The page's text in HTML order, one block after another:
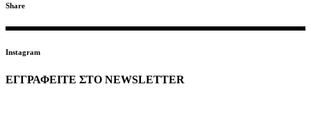
Share
Instagram
ΕΓΓΡΑΦΕΙΤΕ ΣΤΟ NEWSLETTER